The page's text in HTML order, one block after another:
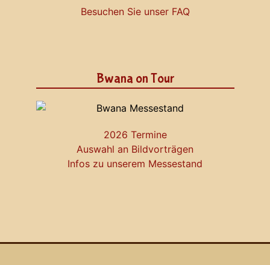
Besuchen Sie unser FAQ
Bwana on Tour
2026 Termine
Auswahl an Bildvorträgen
Infos zu unserem Messestand